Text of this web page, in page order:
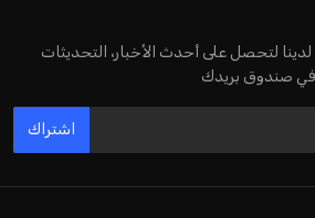
لتحصل على أحدث الأخبار، التحديثات
صندوق بريدك
اشتراك